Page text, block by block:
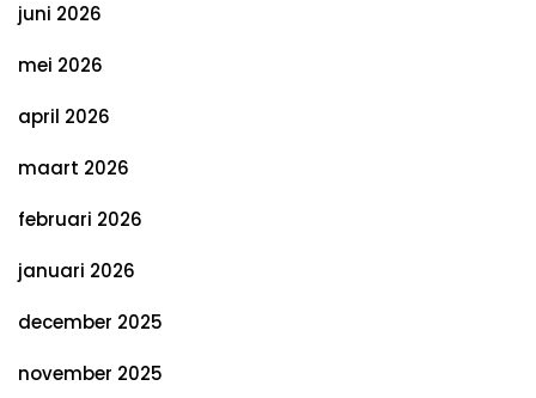
juni 2026
mei 2026
april 2026
maart 2026
februari 2026
januari 2026
december 2025
november 2025